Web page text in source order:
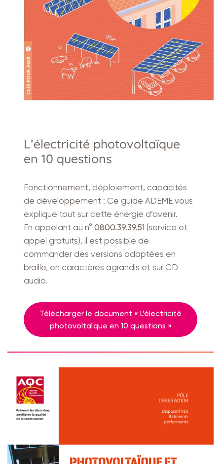
L’électricité photovoltaïque
en 10 questions
Fonctionnement, déploiement, capacités
de développement : Ce guide ADEME vous
explique tout sur cette énergie d’avenir.
En appelant au n°0800.39.39.51 (service et
appel gratuits), il est possible de
commander des versions adaptées en
braille, en caractères agrandis et sur CD
audio.
Télécharger le document « L’électricité
photovoltaïque en 10 questions »